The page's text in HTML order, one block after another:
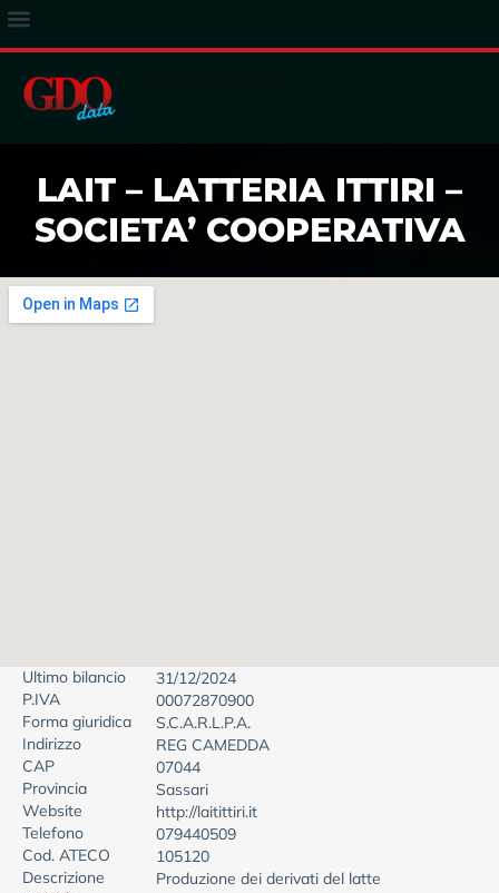
LAIT – LATTERIA ITTIRI –
SOCIETA’ COOPERATIVA
Ultimo bilancio
31/12/2024
P.IVA
00072870900
Forma giuridica
S.C.A.R.L.P.A.
Indirizzo
REG CAMEDDA
CAP
07044
Provincia
Sassari
Website
http://laitittiri.it
Telefono
079440509
Cod. ATECO
105120
Descrizione
Produzione dei derivati del latte